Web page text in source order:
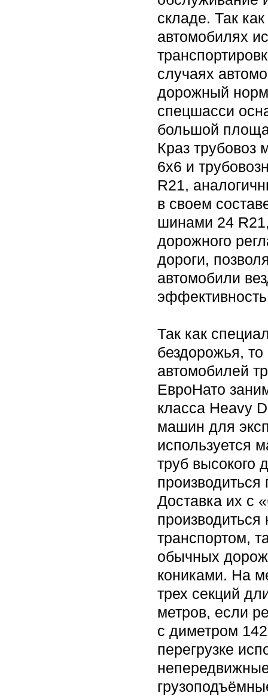
складе. Так
автомобилях
случаях
дорожный
спецшасси
большой
Краз трубовоз
6х6 и
R21,
в своем
шинами 24
дорожного
дороги,
автомобили
Так как
бездорожья,
автомобилей
ЕвроНато
класса Heavy
машин для
используется
труб высокого
производиться
Доставка их с
транспортом,
обычных
кониками. На
трех секций
метров, если
с диметром
перегрузке